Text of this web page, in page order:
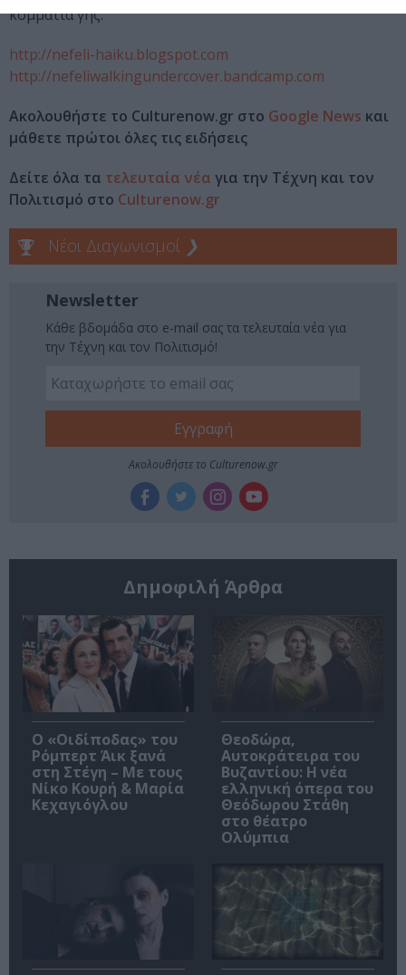
κομμάτια γης.
http://nefeli-haiku.blogspot.com
http://nefeliwalkingundercover.bandcamp.com
Ακολουθήστε το Culturenow.gr στο Google News και
μάθετε πρώτοι όλες τις ειδήσεις
Δείτε όλα τα τελευταία νέα για την Τέχνη και τον
Πολιτισμό στο Culturenow.gr
Νέοι Διαγωνισμοί ❯
Newsletter
Κάθε βδομάδα στο e-mail σας τα τελευταία νέα για
την Τέχνη και τον Πολιτισμό!
Ακολουθήστε το Culturenow.gr
Δημοφιλή Άρθρα
O «Οιδίποδας» του
Ρόμπερτ Άικ ξανά
στη Στέγη – Με τους
Νίκο Κουρή & Μαρία
Κεχαγιόγλου
Θεοδώρα,
Αυτοκράτειρα του
Βυζαντίου: Η νέα
ελληνική όπερα του
Θεόδωρου Στάθη
στο θέατρο
Ολύμπια